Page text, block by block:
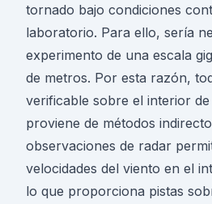
tornado bajo condiciones
laboratorio. Para ello, sería
experimento de una escala
de metros. Por esta razón,
verificable sobre el interior
proviene de métodos
observaciones de radar
velocidades del viento en el
lo que proporciona pistas